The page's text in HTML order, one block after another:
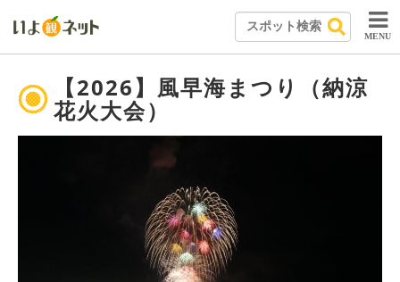
MENU
【2026】風早海まつり（納涼
花火大会）